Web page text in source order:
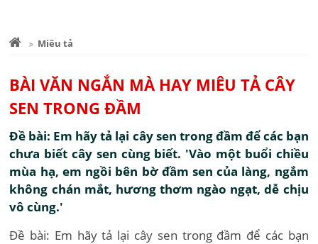
Miêu tả
BÀI VĂN NGẮN MÀ HAY MIÊU TẢ CÂY
SEN TRONG ĐẦM
Đề bài: Em hãy tả lại cây sen trong đầm để các bạn
chưa biết cây sen cùng biết. 'Vào một buổi chiều
mùa hạ, em ngồi bên bờ đầm sen của làng, ngắm
không chán mắt, hương thơm ngào ngạt, dễ chịu
vô cùng.'
Đề bài: Em hãy tả lại cây sen trong đầm để các bạn